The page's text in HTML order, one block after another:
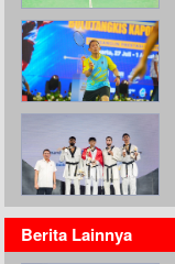
Berita Lainnya